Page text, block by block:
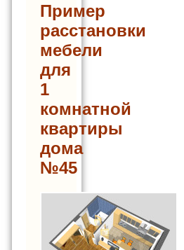
Пример
расстановки
мебели
для
1
комнатной
квартиры
дома
№45